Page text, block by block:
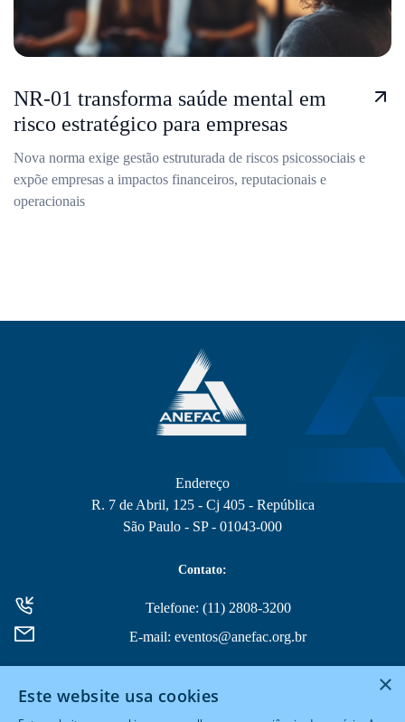
NR-01 transforma saúde mental em
risco estratégico para empresas
Nova norma exige gestão estruturada de riscos psicossociais e
expõe empresas a impactos financeiros, reputacionais e
operacionais
Endereço
R. 7 de Abril, 125 - Cj 405 - República
São Paulo - SP - 01043-000
Contato:
Telefone: (11) 2808-3200
E-mail: eventos@anefac.org.br
×
Este website usa cookies